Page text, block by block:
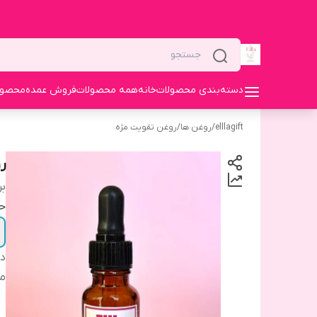
دسته‌بندی محصولاتخانههمه محصولاتفروش عمده
elllagift
/روغن ها/روغن تقویت مژه